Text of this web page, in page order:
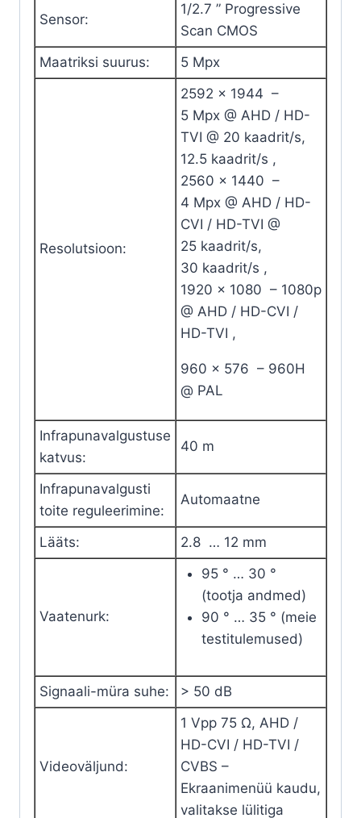
5Mpx
2.8
Sensor:
1/2.7 ” Progressive
Scan CMOS
Maatriksi suurus: 5 Mpx
Resolutsioon:
2592 x 1944 –
5 Mpx @ AHD / HD-
TVI @ 20 kaadrit/s,
12.5 kaadrit/s ,
2560 x 1440 –
4 Mpx @ AHD / HD-
CVI / HD-TVI @
25 kaadrit/s,
30 kaadrit/s ,
1920 x 1080 – 1080p
@ AHD / HD-CVI /
HD-TVI ,
960 x 576 – 960H
@ PAL
Infrapunavalgustuse
katvus:
40 m
Infrapunavalgusti
toite reguleerimine:
Automaatne
Lääts: 2.8 … 12 mm
Vaatenurk:
95 ° … 30 °
(tootja andmed)
90 ° … 35 ° (meie
testitulemused)
Signaali-müra suhe: > 50 dB
Videoväljund:
1 Vpp 75 Ω, AHD /
HD-CVI / HD-TVI /
CVBS –
Ekraanimenüü kaudu,
valitakse lülitiga